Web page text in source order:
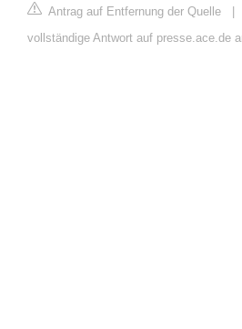
Antrag auf Entfernung der Quelle |
vollständige Antwort auf presse.ace.de